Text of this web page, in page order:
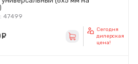
47499
Сегодня
дилерская
цена!